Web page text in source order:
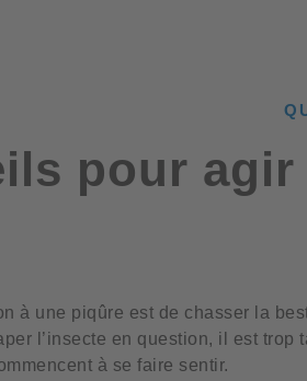
pour
à une piqûre est de chasser la
l’insecte en question, il est trop
à se faire sentir.